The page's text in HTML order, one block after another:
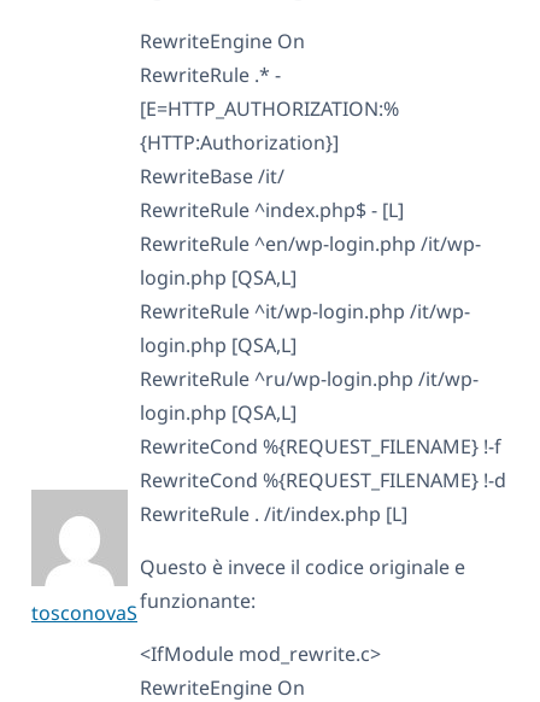
tosconovaS
RewriteEngine On
RewriteRule .* -
[E=HTTP_AUTHORIZATION:%
{HTTP:Authorization}]
RewriteBase /it/
RewriteRule ^index.php$ - [L]
RewriteRule ^en/wp-login.php /it/wp-
login.php [QSA,L]
RewriteRule ^it/wp-login.php /it/wp-
login.php [QSA,L]
RewriteRule ^ru/wp-login.php /it/wp-
login.php [QSA,L]
RewriteCond %{REQUEST_FILENAME} !-f
RewriteCond %{REQUEST_FILENAME} !-d
RewriteRule . /it/index.php [L]
Questo è invece il codice originale e
funzionante:
<IfModule mod_rewrite.c>
RewriteEngine On